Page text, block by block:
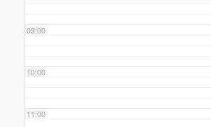
09:00
10:00
11:00